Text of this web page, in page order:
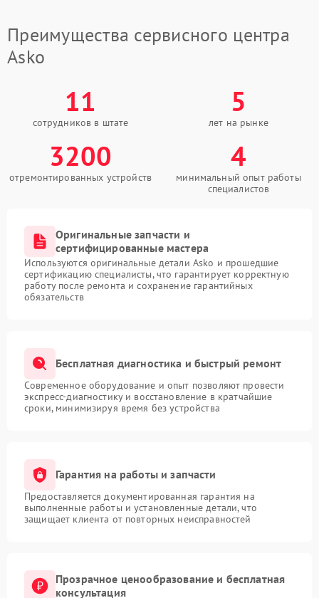
Преимущества сервисного центра
Asko
11
сотрудников в штате
5
лет на рынке
3200
отремонтированных устройств
4
минимальный опыт работы
специалистов
Оригинальные запчасти и
сертифицированные мастера
Используются оригинальные детали Asko и прошедшие
сертификацию специалисты, что гарантирует корректную
работу после ремонта и сохранение гарантийных
обязательств
Бесплатная диагностика и быстрый ремонт
Современное оборудование и опыт позволяют провести
экспресс-диагностику и восстановление в кратчайшие
сроки, минимизируя время без устройства
Гарантия на работы и запчасти
Предоставляется документированная гарантия на
выполненные работы и установленные детали, что
защищает клиента от повторных неисправностей
Прозрачное ценообразование и бесплатная
консультация